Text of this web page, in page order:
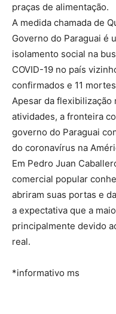
praças de alimentação.
A medida chamada de
Governo do Paraguai é
isolamento social na
COVID-19 no país
confirmados e 11
Apesar da flexibilização
atividades, a fronteira
governo do Paraguai
do coronavírus na
Em Pedro Juan
comercial popular
abriram suas portas e
a expectativa que a
principalmente devido
real.
*informativo ms